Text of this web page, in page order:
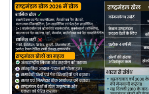
म
सा
म
यि
क
मा
तृ